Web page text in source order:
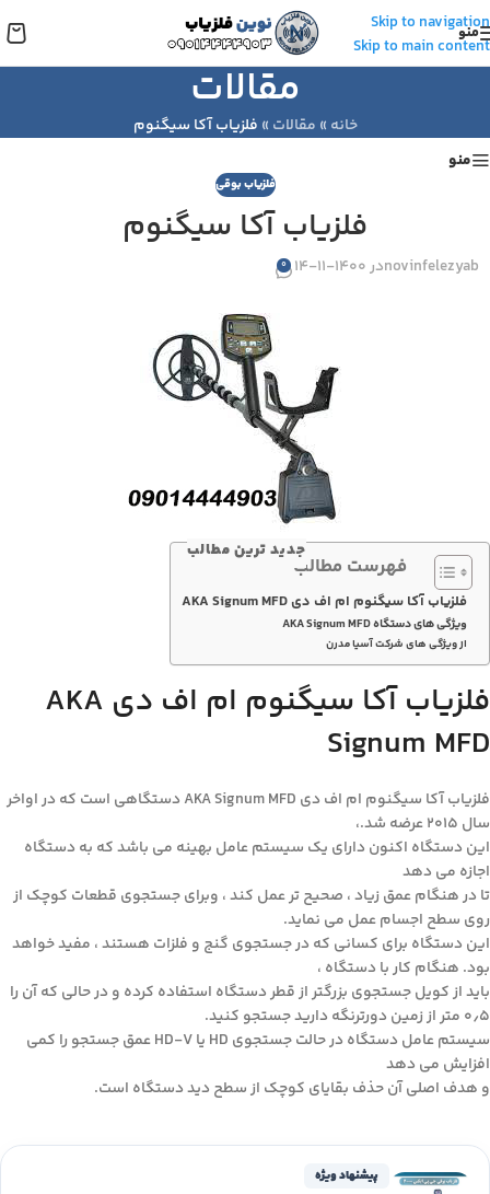
Skip to navigation
Skip to main content
منو
مقالات
خانه » مقالات » فلزیاب آکا سیگنوم
منو
فلزیاب بوقی
فلزیاب آکا سیگنوم
novinfelezyabدر 1400-11-14 0
جدید ترین مطالب
فهرست مطالب
فلزیاب آکا سیگنوم ام اف دی AKA Signum MFD
ویژگی های دستگاه AKA Signum MFD
از ویژگی های شرکت آسیا مدرن
فلزیاب آکا سیگنوم ام اف دی AKA
Signum MFD
فلزیاب آکا سیگنوم ام اف دی AKA Signum MFD دستگاهی است که در اواخر
سال ۲۰۱۵ عرضه شد.،
این دستگاه اکنون دارای یک سیستم عامل بهینه می باشد که به دستگاه
اجازه می دهد
تا در هنگام عمق زیاد ، صحیح تر عمل کند ، وبرای جستجوی قطعات کوچک از
روی سطح اجسام عمل می نماید.
این دستگاه برای کسانی که در جستجوی گنج و فلزات هستند ، مفید خواهد
بود. هنگام کار با دستگاه ،
باید از کویل جستجوی بزرگتر از قطر دستگاه استفاده کرده و در حالی که آن را
۰٫۵ متر از زمین دورترنگه دارید جستجو کنید.
سیستم عامل دستگاه در حالت جستجوی HD یا HD-V عمق جستجو را کمی
افزایش می دهد
و هدف اصلی آن حذف بقایای کوچک از سطح دید دستگاه است.
پیشنهاد ویژه